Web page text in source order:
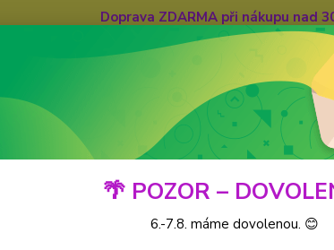
Doprava ZDARMA při nákupu nad
🌴 POZOR –
6.-7.8. máme dovolenou. 😊